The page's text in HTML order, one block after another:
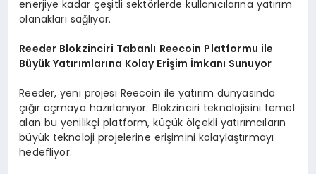
enerjiye kadar çeşitli sektörlerde kullanıcılarına yatırım
olanakları sağlıyor.
Reeder Blokzinciri Tabanlı Reecoin Platformu ile
Büyük Yatırımlarına Kolay Erişim İmkanı Sunuyor
Reeder, yeni projesi Reecoin ile yatırım dünyasında
çığır açmaya hazırlanıyor. Blokzinciri teknolojisini temel
alan bu yenilikçi platform, küçük ölçekli yatırımcıların
büyük teknoloji projelerine erişimini kolaylaştırmayı
hedefliyor.